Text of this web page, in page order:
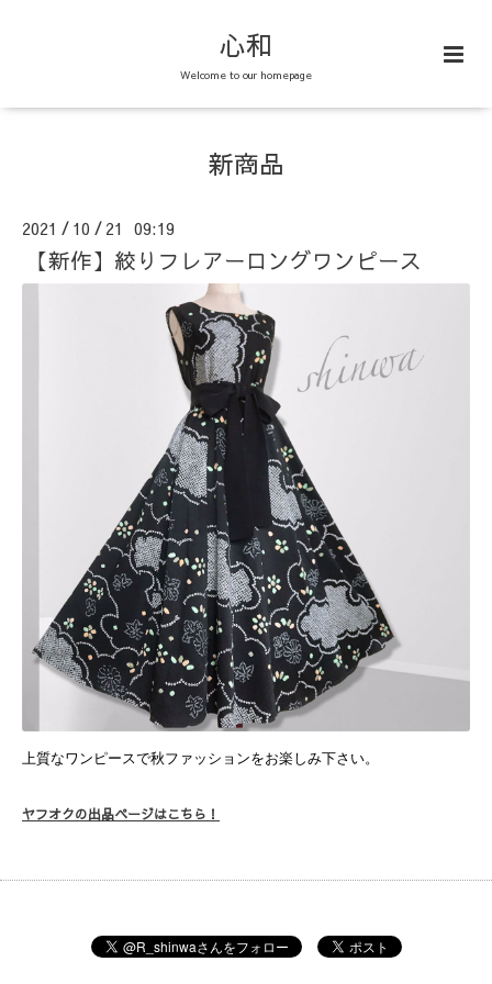
心和
Welcome to our homepage
新商品
2021 / 10 / 21 09:19
【新作】絞りフレアーロングワンピース
上質なワンピースで秋ファッションをお楽しみ下さい。
ヤフオクの出品ページはこちら！